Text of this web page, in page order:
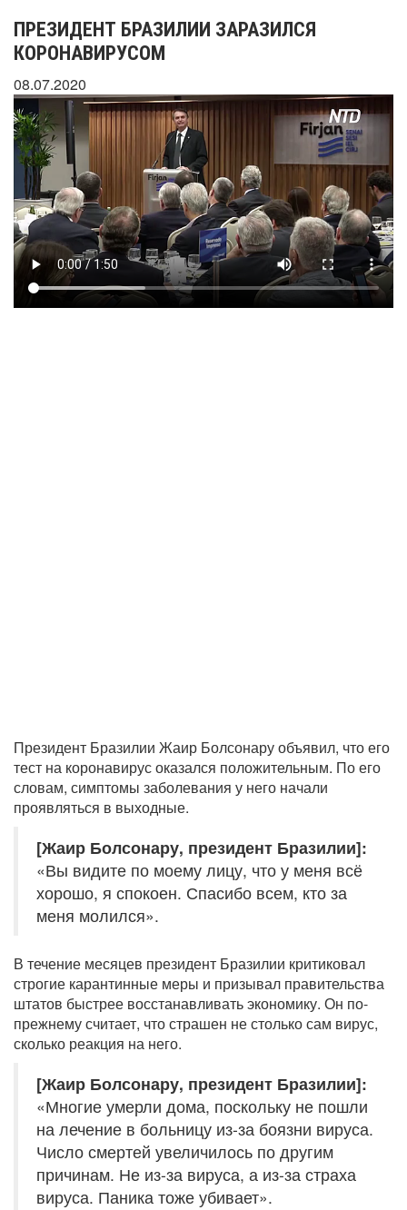
ПРЕЗИДЕНТ БРАЗИЛИИ ЗАРАЗИЛСЯ
КОРОНАВИРУСОМ
08.07.2020
Президент Бразилии Жаир Болсонару объявил, что его
тест на коронавирус оказался положительным. По его
словам, симптомы заболевания у него начали
проявляться в выходные.
[Жаир Болсонару, президент Бразилии]:
«Вы видите по моему лицу, что у меня всё
хорошо, я спокоен. Спасибо всем, кто за
меня молился».
В течение месяцев президент Бразилии критиковал
строгие карантинные меры и призывал правительства
штатов быстрее восстанавливать экономику. Он по-
прежнему считает, что страшен не столько сам вирус,
сколько реакция на него.
[Жаир Болсонару, президент Бразилии]:
«Многие умерли дома, поскольку не пошли
на лечение в больницу из-за боязни вируса.
Число смертей увеличилось по другим
причинам. Не из-за вируса, а из-за страха
вируса. Паника тоже убивает».